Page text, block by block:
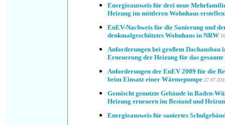
Energieausweis für drei neue
Heizung im mittleren Wohnhaus erstellen
EnEV-Nachweis für die Sanierung und
denkmalgeschütztes Wohnhaus in NRW
Anforderungen bei großem Dachausbau
Erneuerung der Heizung für das gesamte
Anforderungen der EnEV 2009 für die
beim Einsatz einer Wärmepumpe
Gemischt genutzte Gebäude in Baden-
Heizung erneuern im Bestand und
Energieausweis für saniertes